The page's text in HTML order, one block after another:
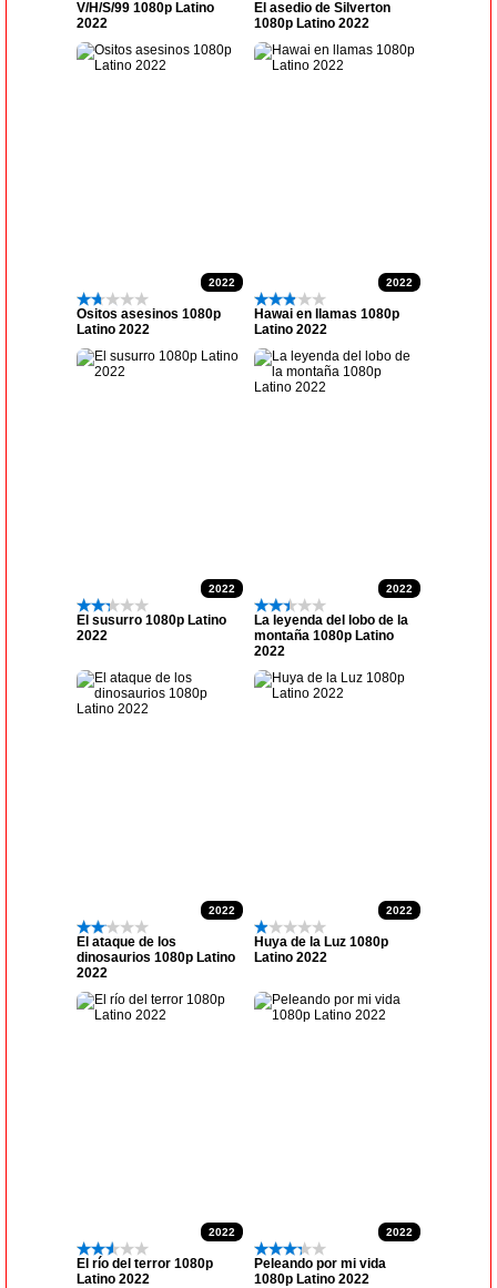
V/H/S/99 1080p Latino
2022
El asedio de Silverton
1080p Latino 2022
2022
Ositos asesinos 1080p
Latino 2022
2022
Hawai en llamas 1080p
Latino 2022
2022
El susurro 1080p Latino
2022
2022
La leyenda del lobo de la
montaña 1080p Latino
2022
2022
El ataque de los
dinosaurios 1080p Latino
2022
2022
Huya de la Luz 1080p
Latino 2022
2022
El río del terror 1080p
Latino 2022
2022
Peleando por mi vida
1080p Latino 2022